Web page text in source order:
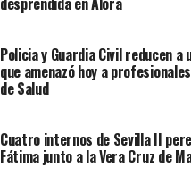
Policia y Guardia Civil reducen a
que amenazó hoy a
de Salud
Cuatro internos de Sevilla II
Fátima junto a la Vera Cruz de